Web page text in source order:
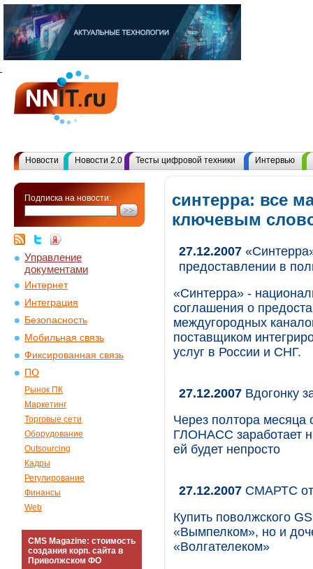
Новости Новости 2.0 Тесты цифровой техники Интервью
Подписка на новости:
Управление
документами
Интернет
Интеграция
Безопасность
Мобильная связь
Фиксированная связь
ПО
Рынок ПК
Маркетинг
Торговые сети
Оборудование
Outsourcing
Кадры
Регулирование
Финансы
Web
CMS Magazine: стоимость
создания корп. сайта в
Приволжском ФО
синтерра: все
ключевым
27.12.2007
предоставлении в
«Синтерра» -
соглашения о
междугородных
поставщиком
услуг в России и СНГ.
27.12.2007 Вдогонку
Через полтора месяца
ГЛОНАСС заработает
ей будет непросто
27.12.2007 СМАРТС
Купить поволжского
«Вымпелком», но и
«Волгателеком»